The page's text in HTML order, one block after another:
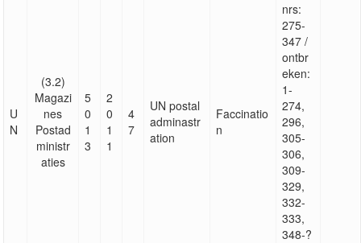
U
N
(3.2)
Magazi
nes
Postad
ministr
aties
5
0
1
3
2
0
1
1
4
7
UN postal
adminastr
ation
Faccinatio
n
nrs:
275-
347 /
ontbr
eken:
1-
274,
296,
305-
306,
309-
329,
332-
333,
348-?